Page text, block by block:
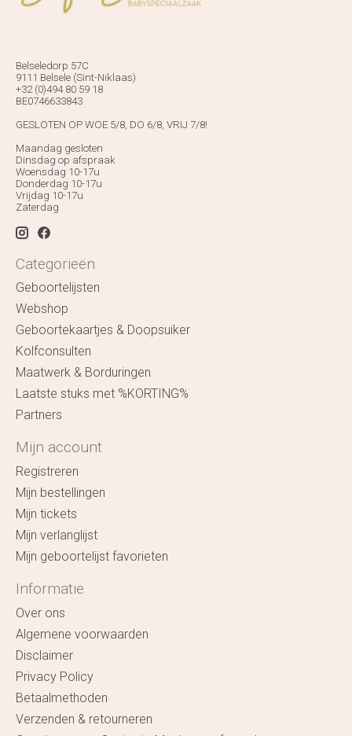
Belseledorp 57C
9111 Belsele (Sint-Niklaas)
+32 (0)494 80 59 18
BE0746633843
GESLOTEN OP WOE 5/8, DO 6/8, VRIJ 7/8!
Maandag gesloten
Dinsdag op afspraak
Woensdag 10-17u
Donderdag 10-17u
Vrijdag 10-17u
Zaterdag
Categorieën
Geboortelijsten
Webshop
Geboortekaartjes & Doopsuiker
Kolfconsulten
Maatwerk & Borduringen
Laatste stuks met %KORTING%
Partners
Mijn account
Registreren
Mijn bestellingen
Mijn tickets
Mijn verlanglijst
Mijn geboortelijst favorieten
Informatie
Over ons
Algemene voorwaarden
Disclaimer
Privacy Policy
Betaalmethoden
Verzenden & retourneren